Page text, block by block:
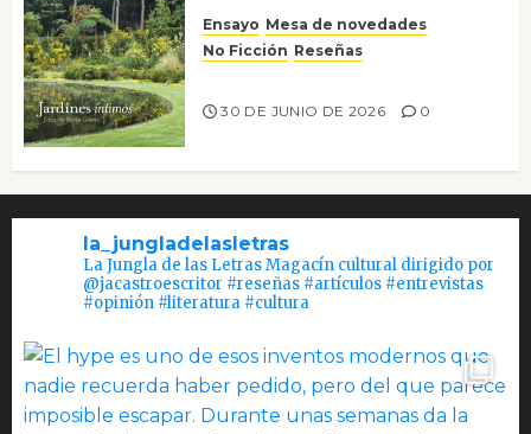
Ensayo Mesa de novedades
No Ficción Reseñas
30 DE JUNIO DE 2026 0
la_jungladelasletras
La Jungla de las Letras Magacín cultural dirigido por
@jacastroescritor #reseñas #artículos #entrevistas
#opinión #literatura #cultura